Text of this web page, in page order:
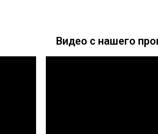
Видео с нашего